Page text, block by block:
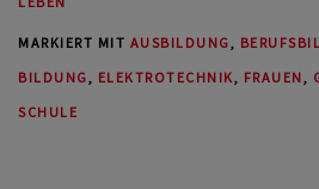
MARKIERT MIT AUSBILDUNG ,
BILDUNG , ELEKTROTECHNIK , FRAUEN ,
SCHULE